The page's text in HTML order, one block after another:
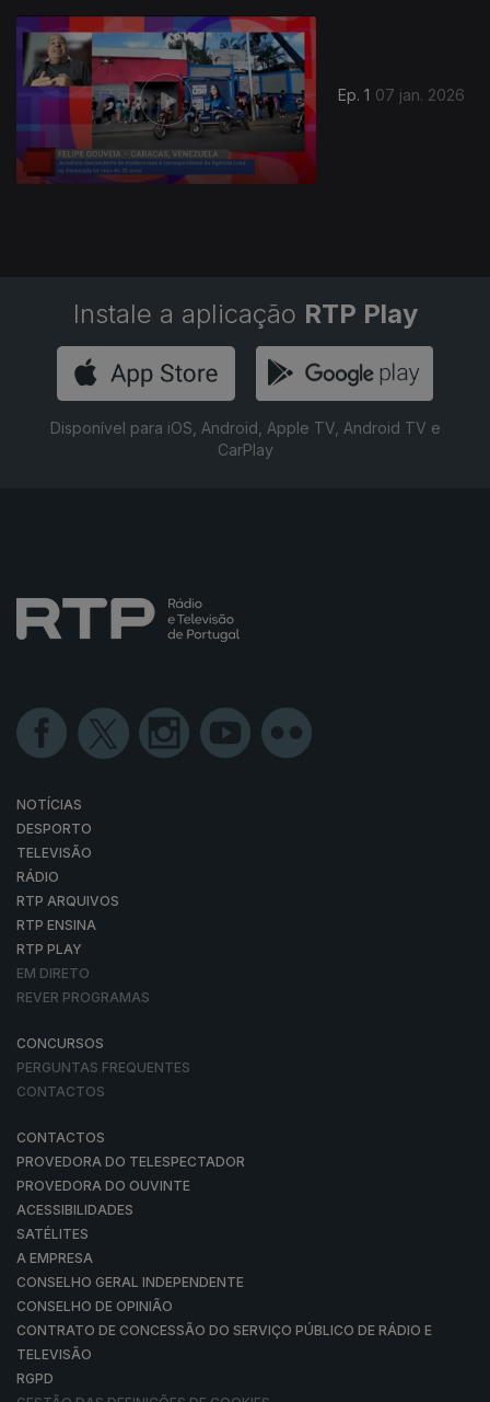
Ep. 1 07 jan. 2026
Instale a aplicação RTP Play
Disponível para iOS, Android, Apple TV, Android TV e
CarPlay
NOTÍCIAS
DESPORTO
TELEVISÃO
RÁDIO
RTP ARQUIVOS
RTP ENSINA
RTP PLAY
EM DIRETO
REVER PROGRAMAS
CONCURSOS
PERGUNTAS FREQUENTES
CONTACTOS
CONTACTOS
PROVEDORA DO TELESPECTADOR
PROVEDORA DO OUVINTE
ACESSIBILIDADES
SATÉLITES
A EMPRESA
CONSELHO GERAL INDEPENDENTE
CONSELHO DE OPINIÃO
CONTRATO DE CONCESSÃO DO SERVIÇO PÚBLICO DE RÁDIO E
TELEVISÃO
RGPD